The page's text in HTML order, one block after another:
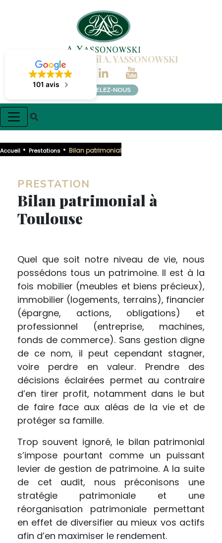
Cabinet Conseil A. YASSONOWSKI
APPELEZ-NOUS
Accueil • Prestations • Bilan patrimonial
PRESTATION
Bilan patrimonial à
Toulouse
Quel que soit notre niveau de vie, nous
possédons tous un patrimoine. Il est à la
fois mobilier (meubles et biens précieux),
immobilier (logements, terrains), financier
(épargne, actions, obligations) et
professionnel (entreprise, machines,
fonds de commerce). Sans gestion digne
de ce nom, il peut cependant stagner,
voire perdre en valeur. Prendre des
décisions éclairées permet au contraire
d’en tirer profit, notamment dans le but
de faire face aux aléas de la vie et de
protéger sa famille.
Trop souvent ignoré, le bilan patrimonial
s’impose pourtant comme un puissant
levier de gestion de patrimoine. A la suite
de cet audit, nous préconisons une
stratégie patrimoniale et une
réorganisation patrimoniale permettant
en effet de diversifier au mieux vos actifs
afin d’en maximiser le rendement.
101 avis